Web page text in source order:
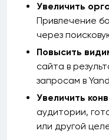
Увеличить
Привлечение
через
Повысить
сайта в
запросам в
Увеличить
аудитории,
или другой